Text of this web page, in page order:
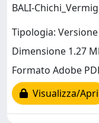
BALI-
Tipologia:
Dimensione 1.27
Formato Adobe
Visualizza/Apri